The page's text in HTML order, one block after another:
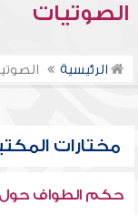
الصوتيات
الرئيسية
مختارات
حكم الطواف حول